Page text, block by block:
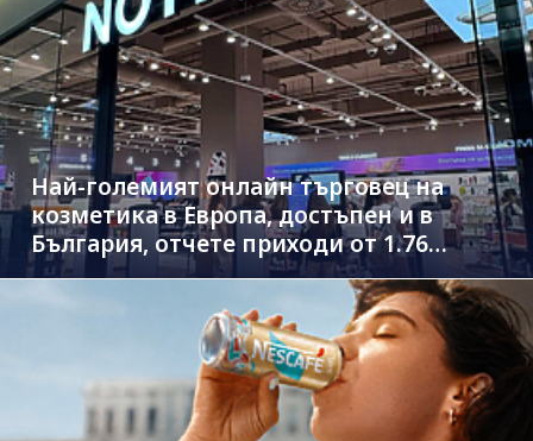
Най-големият онлайн търговец на
козметика в Европа, достъпен и в
България, отчете приходи от 1.76
млрд. евро